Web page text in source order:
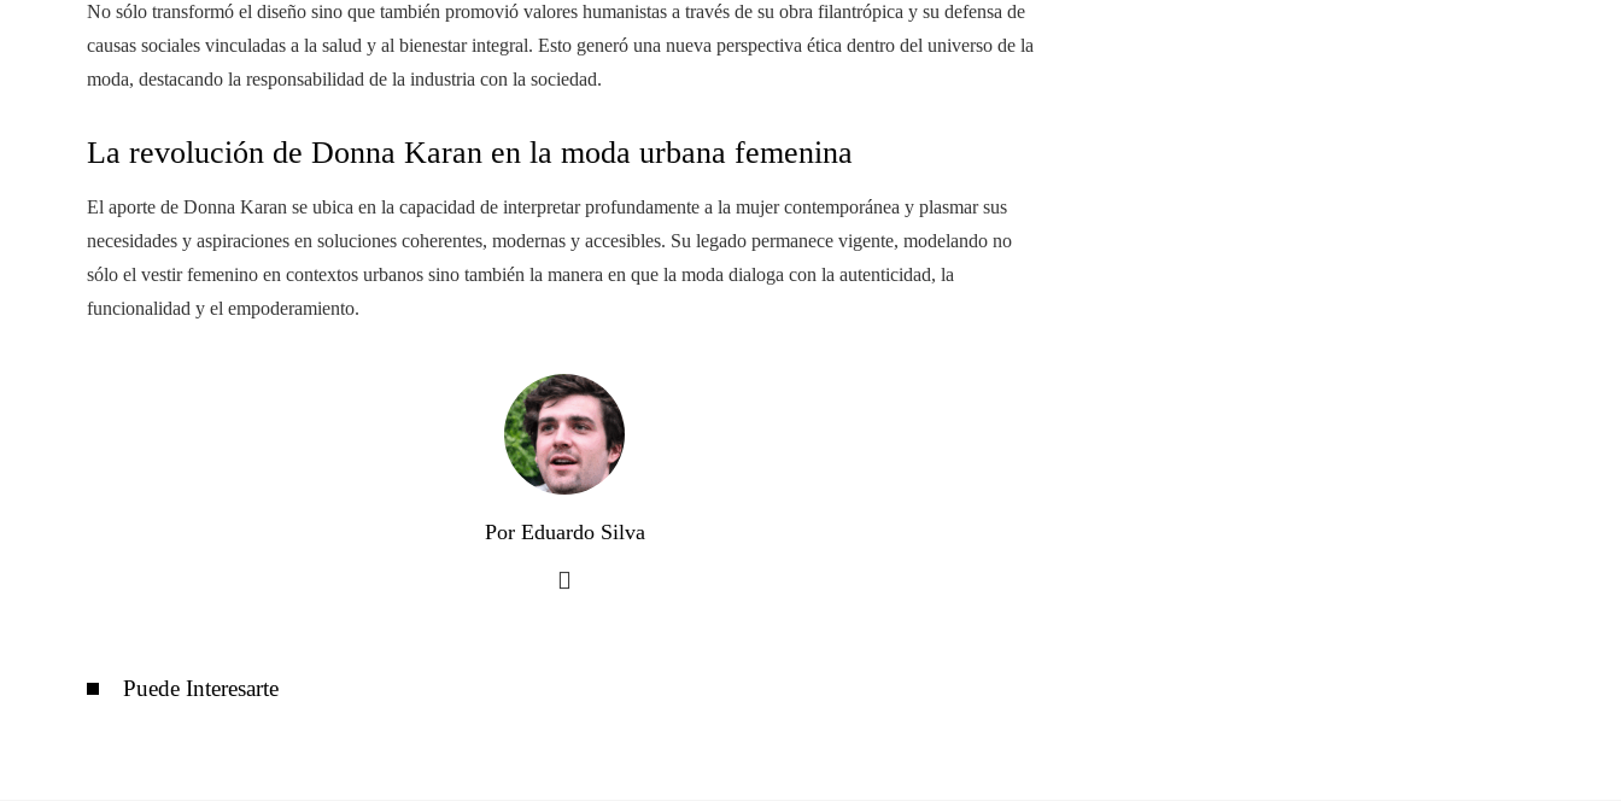
No sólo transformó el diseño sino que también promovió valores humanistas a través de su obra filantrópica y su defensa de
causas sociales vinculadas a la salud y al bienestar integral. Esto generó una nueva perspectiva ética dentro del universo de la
moda, destacando la responsabilidad de la industria con la sociedad.
La revolución de Donna Karan en la moda urbana femenina
El aporte de Donna Karan se ubica en la capacidad de interpretar profundamente a la mujer contemporánea y plasmar sus
necesidades y aspiraciones en soluciones coherentes, modernas y accesibles. Su legado permanece vigente, modelando no
sólo el vestir femenino en contextos urbanos sino también la manera en que la moda dialoga con la autenticidad, la
funcionalidad y el empoderamiento.
Por Eduardo Silva
Puede Interesarte